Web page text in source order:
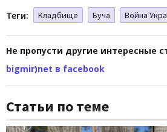
Теги: Кладбище Буча Война
Не пропусти другие интересные
bigmir)net в facebook
Статьи по теме